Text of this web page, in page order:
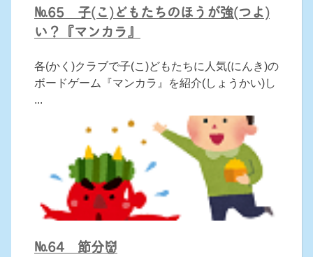
№65 子(こ)どもたちのほうが強(つよ)
い？『マンカラ』
各(かく)クラブで子(こ)どもたちに人気(にんき)の
ボードゲーム『マンカラ』を紹介(しょうかい)し
...
№64 節分👹